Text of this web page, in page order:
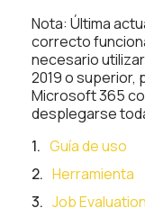
Nota: Última
correcto
necesario
2019 o superior,
Microsoft 365
desplegarse
Guía de uso
Herramienta
Job